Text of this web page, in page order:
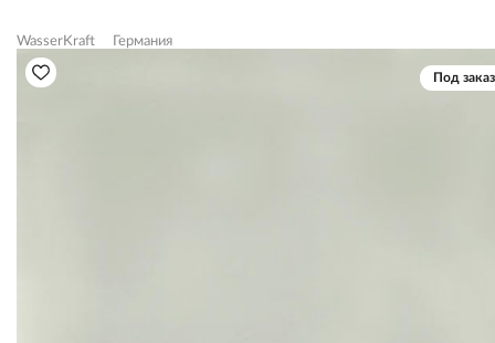
WasserKraft Германия
Под заказ